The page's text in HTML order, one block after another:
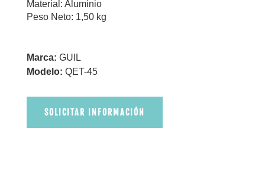
Material: Aluminio
Peso Neto: 1,50 kg
Marca: GUIL
Modelo: QET-45
SOLICITAR INFORMACIÓN